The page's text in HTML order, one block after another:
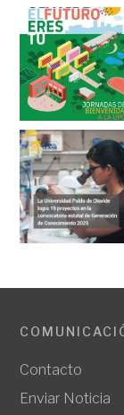
Contacto
Enviar Noticia